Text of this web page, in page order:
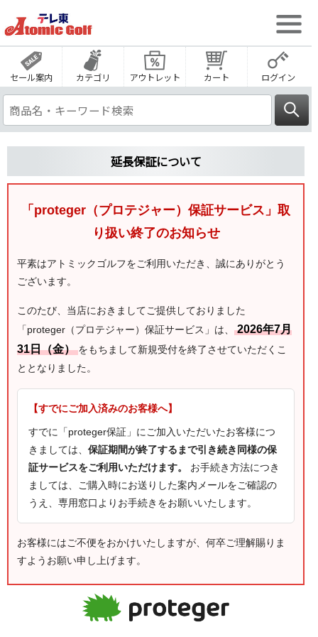
セール案内 カテゴリ アウトレット カート ログイン
延長保証について
「proteger（プロテジャー）保証サービス」取
り扱い終了のお知らせ
平素はアトミックゴルフをご利用いただき、誠にありがとう
ございます。
このたび、当店におきましてご提供しておりました
「proteger（プロテジャー）保証サービス」は、
2026年7月
31日（金） をもちまして新規受付を終了させていただくこ
ととなりました。
【すでにご加入済みのお客様へ】
すでに「proteger保証」にご加入いただいたお客様につ
きましては、 保証期間が終了するまで引き続き同様の保
証サービスをご利用いただけます。
お手続き方法につき
ましては、ご購入時にお送りした案内メールをご確認の
うえ、専用窓口よりお手続きをお願いいたします。
お客様にはご不便をおかけいたしますが、何卒ご理解賜りま
すようお願い申し上げます。